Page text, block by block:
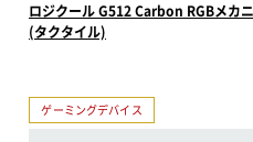
ロジクール G512 Carbon RGBメカ
(タクタイル)
ゲーミングデバイス